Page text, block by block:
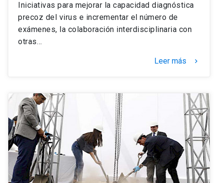
Iniciativas para mejorar la capacidad diagnóstica
precoz del virus e incrementar el número de
exámenes, la colaboración interdisciplinaria con
otras…
Leer más keyboard_arrow_right